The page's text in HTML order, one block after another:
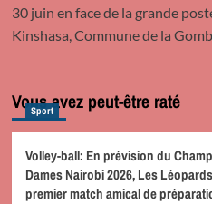
30 juin en face de la grande
Kinshasa, Commune de la
Vous avez peut-être raté
Sport
Volley-ball: En prévision du
Dames Nairobi 2026, Les
premier match amical de